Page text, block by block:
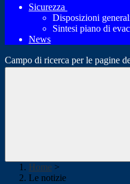
Sicurezza
Disposizioni
Sintesi piano di
News
Campo di ricerca per le pagine
Home >
Le notizie